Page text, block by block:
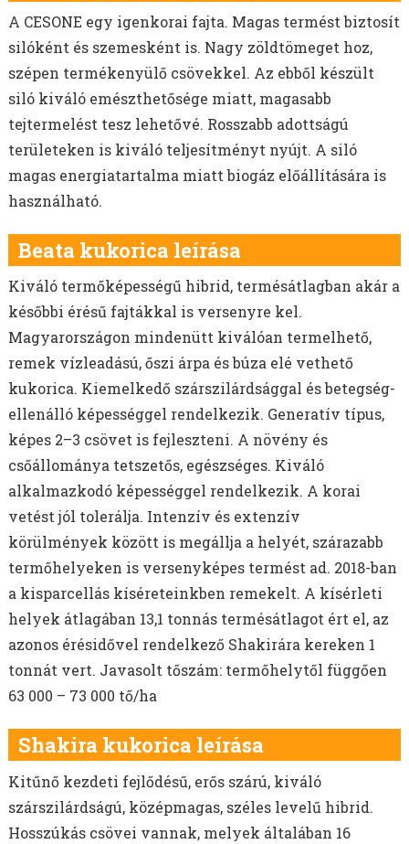
A CESONE egy igenkorai fajta. Magas termést biztosít
silóként és szemesként is. Nagy zöldtömeget hoz,
szépen termékenyülő csövekkel. Az ebből készült
siló kiváló emészthetősége miatt, magasabb
tejtermelést tesz lehetővé. Rosszabb adottságú
területeken is kiváló teljesítményt nyújt. A siló
magas energiatartalma miatt biogáz előállítására is
használható.
Beata kukorica leírása
Kiváló termőképességű hibrid, termésátlagban akár a
későbbi érésű fajtákkal is versenyre kel.
Magyarországon mindenütt kiválóan termelhető,
remek vízleadású, őszi árpa és búza elé vethető
kukorica. Kiemelkedő szárszilárdsággal és betegség-
ellenálló képességgel rendelkezik. Generatív típus,
képes 2–3 csövet is fejleszteni. A növény és
csőállománya tetszetős, egészséges. Kiváló
alkalmazkodó képességgel rendelkezik. A korai
vetést jól tolerálja. Intenzív és extenzív
körülmények között is megállja a helyét, szárazabb
termőhelyeken is versenyképes termést ad. 2018-ban
a kisparcellás kíséreteinkben remekelt. A kísérleti
helyek átlagában 13,1 tonnás termésátlagot ért el, az
azonos érésidővel rendelkező Shakirára kereken 1
tonnát vert. Javasolt tőszám: termőhelytől függően
63 000 – 73 000 tő/ha
Shakira kukorica leírása
Kitűnő kezdeti fejlődésű, erős szárú, kiváló
szárszilárdságú, középmagas, széles levelű hibrid.
Hosszúkás csövei vannak, melyek általában 16